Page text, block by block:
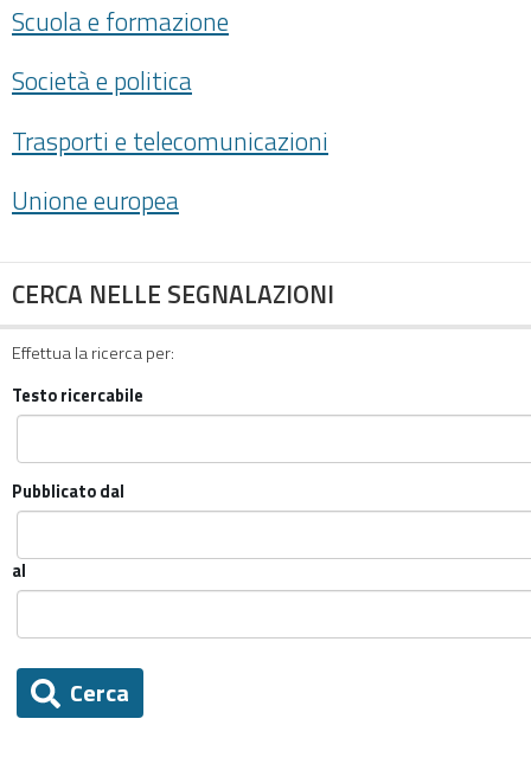
Scuola e formazione
Società e politica
Trasporti e telecomunicazioni
Unione europea
CERCA NELLE SEGNALAZIONI
Effettua la ricerca per:
Testo ricercabile
Pubblicato dal
al